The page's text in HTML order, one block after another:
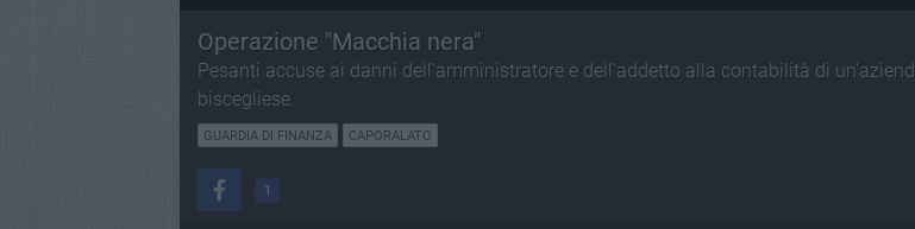
Operazione "Macchia nera"
Pesanti accuse ai danni dell'amministratore e dell'addetto alla contabilità di
biscegliese.
GUARDIA DI FINANZA CAPORALATO
1